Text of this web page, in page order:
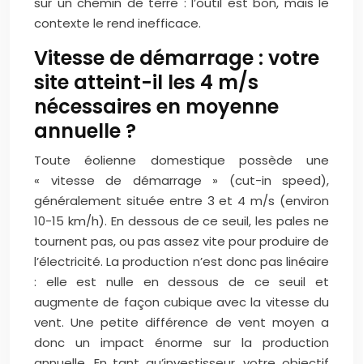
contexte le rend inefficace.
Vitesse de démarrage : votre
site atteint-il les 4 m/s
nécessaires en moyenne
annuelle ?
Toute éolienne domestique possède une
« vitesse de démarrage » (cut-in speed),
généralement située entre 3 et 4 m/s (environ
10-15 km/h). En dessous de ce seuil, les pales ne
tournent pas, ou pas assez vite pour produire de
l’électricité. La production n’est donc pas linéaire
: elle est nulle en dessous de ce seuil et
augmente de façon cubique avec la vitesse du
vent. Une petite différence de vent moyen a
donc un impact énorme sur la production